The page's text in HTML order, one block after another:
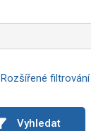
Rozšířené filtrování
Vyhledat